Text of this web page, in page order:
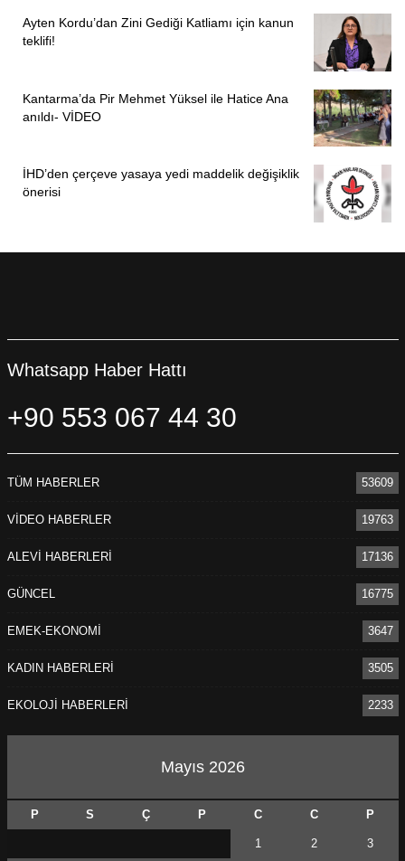
Ayten Kordu’dan Zini Gediği Katliamı için kanun
teklifi!
Kantarma’da Pir Mehmet Yüksel ile Hatice Ana
anıldı- VİDEO
İHD’den çerçeve yasaya yedi maddelik değişiklik
önerisi
Whatsapp Haber Hattı
+90 553 067 44 30
TÜM HABERLER 53609
VİDEO HABERLER 19763
ALEVİ HABERLERİ 17136
GÜNCEL 16775
EMEK-EKONOMİ 3647
KADIN HABERLERİ 3505
EKOLOJİ HABERLERİ 2233
Mayıs 2026
P S Ç P C C P
1 2 3